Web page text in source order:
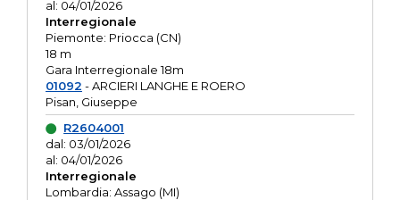
al: 04/01/2026
Interregionale
Piemonte: Priocca (CN)
18 m
Gara Interregionale 18m
01092 - ARCIERI LANGHE E ROERO
Pisan, Giuseppe
R2604001
dal: 03/01/2026
al: 04/01/2026
Interregionale
Lombardia: Assago (MI)